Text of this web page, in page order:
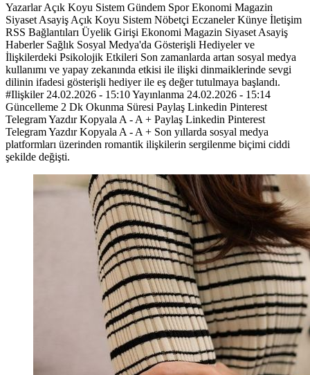
Yazarlar Açık Koyu Sistem Gündem Spor Ekonomi Magazin
Siyaset Asayiş Açık Koyu Sistem Nöbetçi Eczaneler Künye İletişim
RSS Bağlantıları Üyelik Girişi Ekonomi Magazin Siyaset Asayiş
Haberler Sağlık Sosyal Medya'da Gösterişli Hediyeler ve
İlişkilerdeki Psikolojik Etkileri Son zamanlarda artan sosyal medya
kullanımı ve yapay zekanında etkisi ile ilişki dinmaiklerinde sevgi
dilinin ifadesi gösterişli hediyer ile eş değer tutulmaya başlandı.
#Ilişkiler 24.02.2026 - 15:10 Yayınlanma 24.02.2026 - 15:14
Güncelleme 2 Dk Okunma Süresi Paylaş Linkedin Pinterest
Telegram Yazdır Kopyala A - A + Paylaş Linkedin Pinterest
Telegram Yazdır Kopyala A - A + Son yıllarda sosyal medya
platformları üzerinden romantik ilişkilerin sergilenme biçimi ciddi
şekilde değişti.